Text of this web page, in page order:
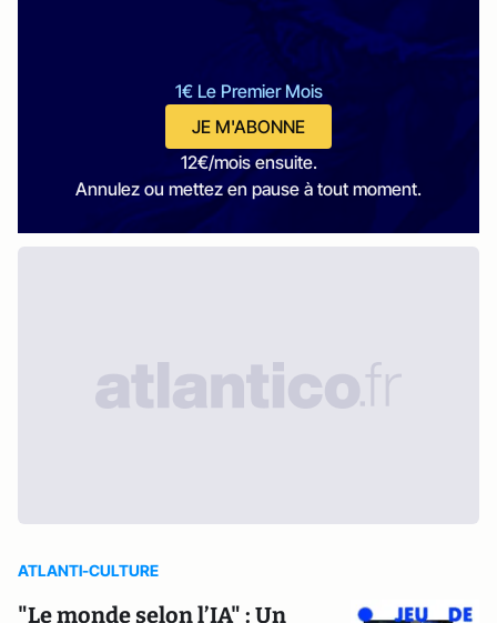
1€ Le Premier Mois
JE M'ABONNE
12€/mois ensuite.
Annulez ou mettez en pause à tout moment.
ATLANTI-CULTURE
"Le monde selon l’IA" : Un